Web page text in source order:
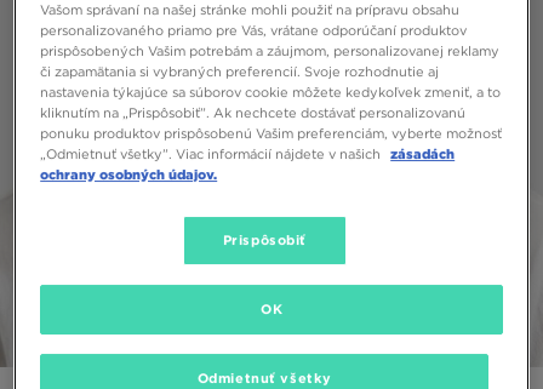
Vašom správaní na našej stránke mohli použiť na prípravu obsahu
personalizovaného priamo pre Vás, vrátane odporúčaní produktov
prispôsobených Vašim potrebám a záujmom, personalizovanej reklamy
či zapamätania si vybraných preferencií. Svoje rozhodnutie aj
nastavenia týkajúce sa súborov cookie môžete kedykoľvek zmeniť, a to
kliknutím na „Prispôsobiť”. Ak nechcete dostávať personalizovanú
ponuku produktov prispôsobenú Vašim preferenciám, vyberte možnosť
„Odmietnuť všetky”. Viac informácií nájdete v našich
zásadách
ochrany osobných údajov.
Prispôsobiť
Odmietnuť všetky
OK